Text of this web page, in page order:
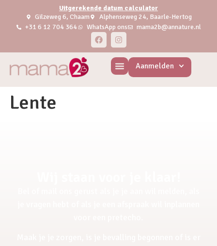
Uitgerekende datum calculator
Gilzeweg 6, Chaam
Alphenseweg 24, Baarle-Hertog
+31 6 12 704 364
WhatsApp ons mama2b@annature.nl
Aanmelden
Lente